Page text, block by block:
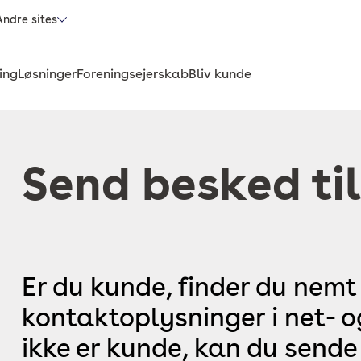
sites
LøsningerForeningsejerskabBliv kunde
Send besked
Er du kunde, finder du
kontaktoplysninger i net-
ikke er kunde, kan du